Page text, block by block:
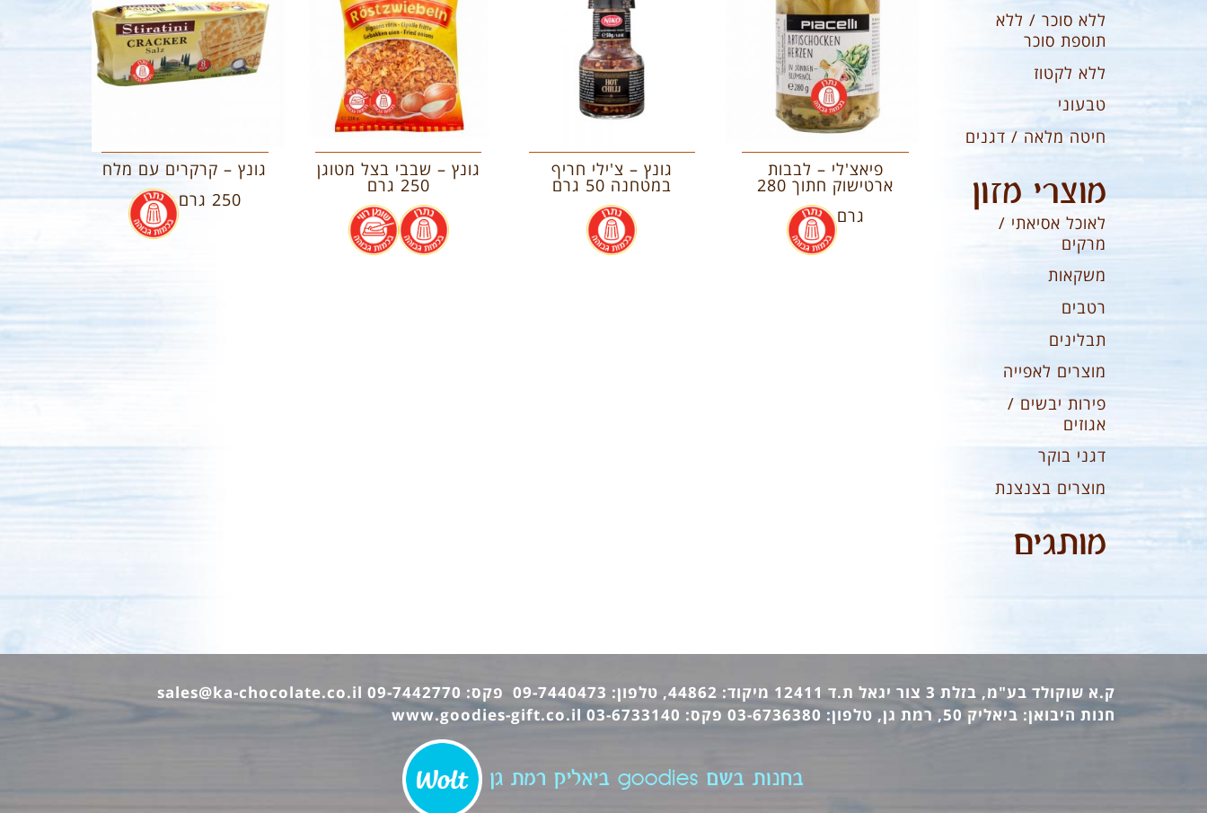
פיאצ'לי – לבבות
ארטישוק חתוך 280
גרם
.
גונץ – צ'ילי חריף
במטחנה 50 גרם
.
גונץ – שבבי בצל מטוגן
250 גרם
.
.
גונץ – קרקרים עם מלח
250 גרם
.
ללא סוכר / ללא
תוספת סוכר
ללא לקטוז
טבעוני
חיטה מלאה / דגנים
מוצרי מזון
לאוכל אסיאתי /
מרקים
משקאות
רטבים
תבלינים
מוצרים לאפייה
פירות יבשים /
אגוזים
דגני בוקר
מוצרים בצנצנת
מותגים
ק.א שוקולד בע"מ, בזלת 3 צור יגאל ת.ד 12411 מיקוד: 44862, טלפון: 09-7440473 פקס: 09-7442770
sales@ka-chocolate.co.il
חנות היבואן: ביאליק 50, רמת גן, טלפון: 03-6736380 פקס: 03-6733140
www.goodies-gift.co.il
בחנות בשם goodies ביאליק רמת גן